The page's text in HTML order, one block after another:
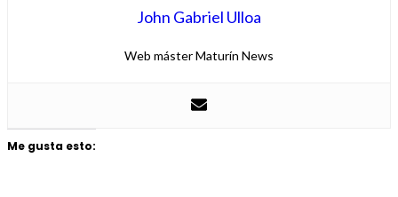
John Gabriel Ulloa
Web máster Maturín News
Me gusta esto: